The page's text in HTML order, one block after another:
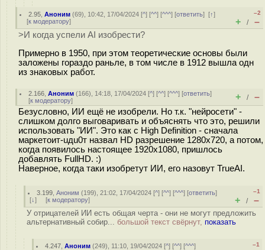
2.95 ,Аноним (69), 10:42, 17/04/2024 [^] [^^] [^^^] [ответить][↑]
[к модератору]
–2
+ / –
>И когда успели AI изобрести?
Примерно в 1950, при этом теоретические основы были
заложены гораздо раньле, в том числе в 1912 вышла одн
из знаковых работ.
2.166 ,Аноним (166), 14:18, 17/04/2024 [^] [^^] [^^^] [ответить]
[к модератору] + / –
Безусловно, ИИ ещё не изобрели. Но т.к. "нейросети" -
слишком долго выговаривать и объяснять что это, решили
использовать "ИИ". Это как с High Definition - сначала
маркетоит-uдu0т назвал HD разрешение 1280х720, а потом,
когда появилось настоящее 1920x1080, пришлось
добавлять FullHD. :)
Наверное, когда таки изобретут ИИ, его назовут TrueAI.
3.199 ,Аноним (199), 21:02, 17/04/2024 [^] [^^] [^^^] [ответить]
[↓] [к модератору]
–1
+ / –
У отрицателей ИИ есть общая черта - они не могут предложить
альтернативный собир... большой текст свёрнут, показать
4.247 ,Аноним (249), 11:10, 19/04/2024 [^] [^^] [^^^]
–1